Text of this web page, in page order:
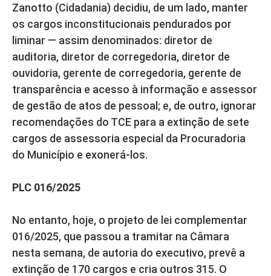
Zanotto (Cidadania) decidiu, de um lado, manter
os cargos inconstitucionais pendurados por
liminar — assim denominados: diretor de
auditoria, diretor de corregedoria, diretor de
ouvidoria, gerente de corregedoria, gerente de
transparência e acesso à informação e assessor
de gestão de atos de pessoal; e, de outro, ignorar
recomendações do TCE para a extinção de sete
cargos de assessoria especial da Procuradoria
do Município e exonerá-los.
PLC 016/2025
No entanto, hoje, o projeto de lei complementar
016/2025, que passou a tramitar na Câmara
nesta semana, de autoria do executivo, prevê a
extinção de 170 cargos e cria outros 315. O